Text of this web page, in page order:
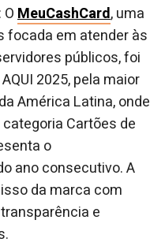
: OMeuCashCard, uma
focada em atender às
públicos, foi
2025, pela maior
América Latina, onde
Cartões de
o
ano consecutivo. A
da marca com
e